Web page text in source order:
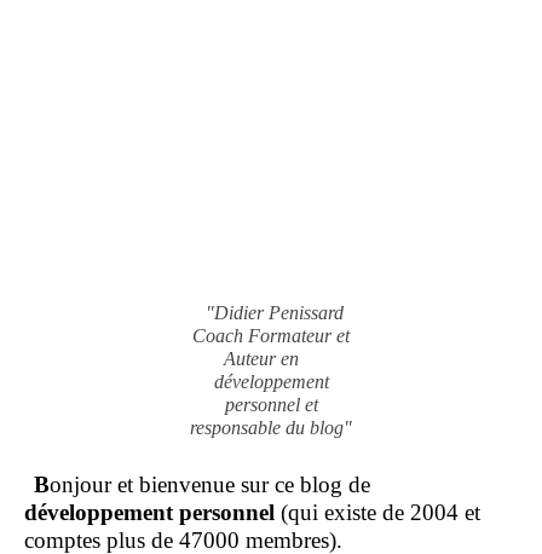
"Didier Penissard
Coach Formateur et
Auteur en
développement
personnel et
responsable du blog"
Bonjour et bienvenue sur ce blog de
développement personnel (qui existe de 2004 et
comptes plus de 47000 membres).